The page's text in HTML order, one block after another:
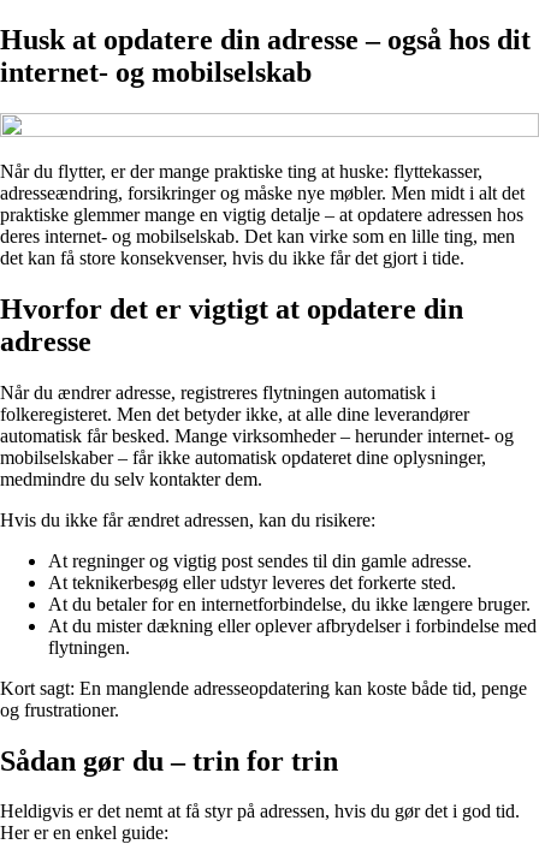
Husk at opdatere din adresse – også hos dit
internet- og mobilselskab
Når du flytter, er der mange praktiske ting at huske: flyttekasser,
adresseændring, forsikringer og måske nye møbler. Men midt i alt det
praktiske glemmer mange en vigtig detalje – at opdatere adressen hos
deres internet- og mobilselskab. Det kan virke som en lille ting, men
det kan få store konsekvenser, hvis du ikke får det gjort i tide.
Hvorfor det er vigtigt at opdatere din
adresse
Når du ændrer adresse, registreres flytningen automatisk i
folkeregisteret. Men det betyder ikke, at alle dine leverandører
automatisk får besked. Mange virksomheder – herunder internet- og
mobilselskaber – får ikke automatisk opdateret dine oplysninger,
medmindre du selv kontakter dem.
Hvis du ikke får ændret adressen, kan du risikere:
At regninger og vigtig post sendes til din gamle adresse.
At teknikerbesøg eller udstyr leveres det forkerte sted.
At du betaler for en internetforbindelse, du ikke længere bruger.
At du mister dækning eller oplever afbrydelser i forbindelse med
flytningen.
Kort sagt: En manglende adresseopdatering kan koste både tid, penge
og frustrationer.
Sådan gør du – trin for trin
Heldigvis er det nemt at få styr på adressen, hvis du gør det i god tid.
Her er en enkel guide: